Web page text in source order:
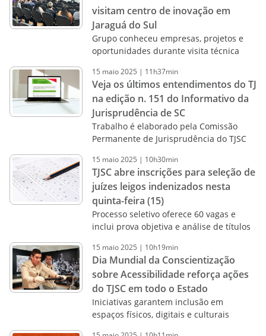
visitam centro de inovação em
Jaraguá do Sul
Grupo conheceu empresas, projetos e
oportunidades durante visita técnica
15 maio2025 | 11h37min
Veja os últimos entendimentos do TJ
na edição n. 151 do Informativo da
Jurisprudência de SC
Trabalho é elaborado pela Comissão
Permanente de Jurisprudência do TJSC
15 maio2025 | 10h30min
TJSC abre inscrições para seleção de
juízes leigos indenizados nesta
quinta-feira (15)
Processo seletivo oferece 60 vagas e
inclui prova objetiva e análise de títulos
15 maio2025 | 10h19min
Dia Mundial da Conscientização
sobre Acessibilidade reforça ações
do TJSC em todo o Estado
Iniciativas garantem inclusão em
espaços físicos, digitais e culturais